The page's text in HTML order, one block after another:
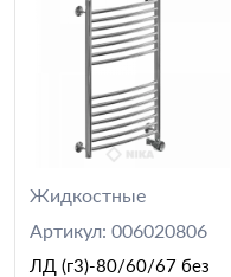
Жидкостные
Артикул: 006020806
ЛД (г3)-80/60/67 без